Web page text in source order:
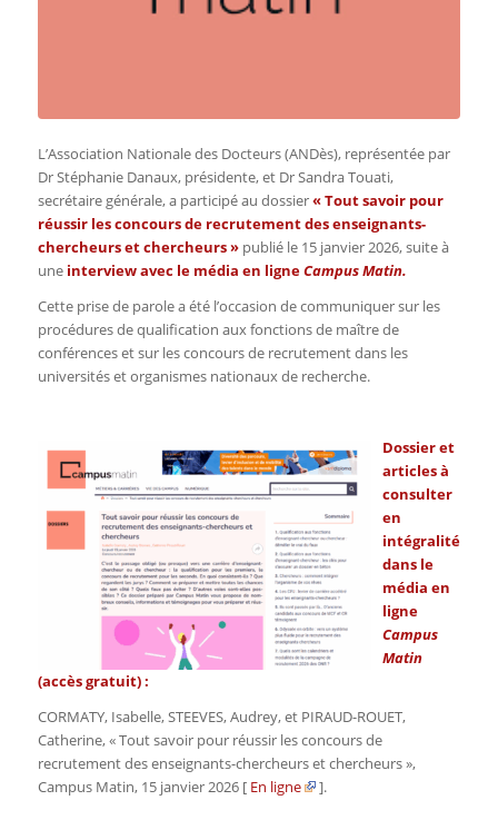
L’Association Nationale des Docteurs (ANDès), représentée par
Dr Stéphanie Danaux, présidente, et Dr Sandra Touati,
secrétaire générale, a participé au dossier« Tout savoir pour
réussir les concours de recrutement des enseignants-
chercheurs et chercheurs »publié le 15 janvier 2026, suite à
uneinterview avec le média en ligneCampus Matin.
Cette prise de parole a été l’occasion de communiquer sur les
procédures de qualification aux fonctions de maître de
conférences et sur les concours de recrutement dans les
universités et organismes nationaux de recherche.
Dossier et
articles à
consulter
en
intégralité
dans le
média en
ligne
Campus
Matin
(accès gratuit) :
CORMATY, Isabelle, STEEVES, Audrey, et PIRAUD-ROUET,
Catherine, « Tout savoir pour réussir les concours de
recrutement des enseignants-chercheurs et chercheurs »,
Campus Matin, 15 janvier 2026 [ En ligne ].